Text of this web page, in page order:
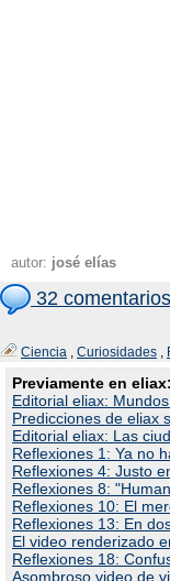
autor: josé elías
32 comentarios
Ciencia , Curiosidades ,
Previamente en eliax:
Editorial eliax:
Predicciones de eliax
Editorial eliax: Las
Reflexiones 1: Ya no
Reflexiones 4: Justo
Reflexiones 8:
Reflexiones 10: El
Reflexiones 13: En
El video renderizado
Reflexiones 18:
Asombroso video de